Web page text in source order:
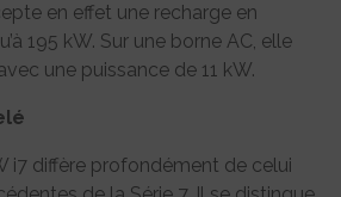
en effet une recharge en
195 kW. Sur une borne AC, elle
une puissance de 11 kW.
i7 diffère profondément de celui